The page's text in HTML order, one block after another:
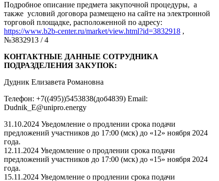
Подробное описание предмета закупочной процедуры, а
также условий договора размещено на сайте на электронной
торговой площадке, расположенной по адресу:
https://www.b2b-center.ru/market/view.html?id=3832918 ,
№3832913 / 4
КОНТАКТНЫЕ ДАННЫЕ СОТРУДНИКА
ПОДРАЗДЕЛЕНИЯ ЗАКУПОК:
Дудник Елизавета Романовна
Телефон: +7((495))5453838(доб4839) Email:
Dudnik_E@unipro.energy
31.10.2024 Уведомление о продлении срока подачи
предложений участников до 17:00 (мск) до «12» ноября 2024
года.
12.11.2024 Уведомление о продлении срока подачи
предложений участников до 17:00 (мск) до «15» ноября 2024
года.
15.11.2024 Уведомление о продлении срока подачи